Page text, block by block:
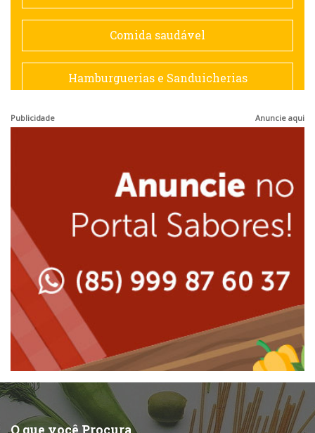
Espanhola
Francesa
Japonesa e Oriental
Lanchonetes
Massas
Peixes e Frutos do Mar
Pizzarias
Comida saudável
Hamburguerias e Sanduicherias
Peixes e Frutos do Mar
Pizzarias
Portuguesa
Sobremesas e sorvetes
Publicidade Anuncie aqui